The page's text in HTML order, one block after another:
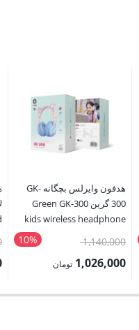
هدفون وایرلس بچگانه GK-
300 گرین Green GK-300
kids wireless headphone
10% 1,140,000قیمت
اصلی:
بود.
1,026,000 تومان